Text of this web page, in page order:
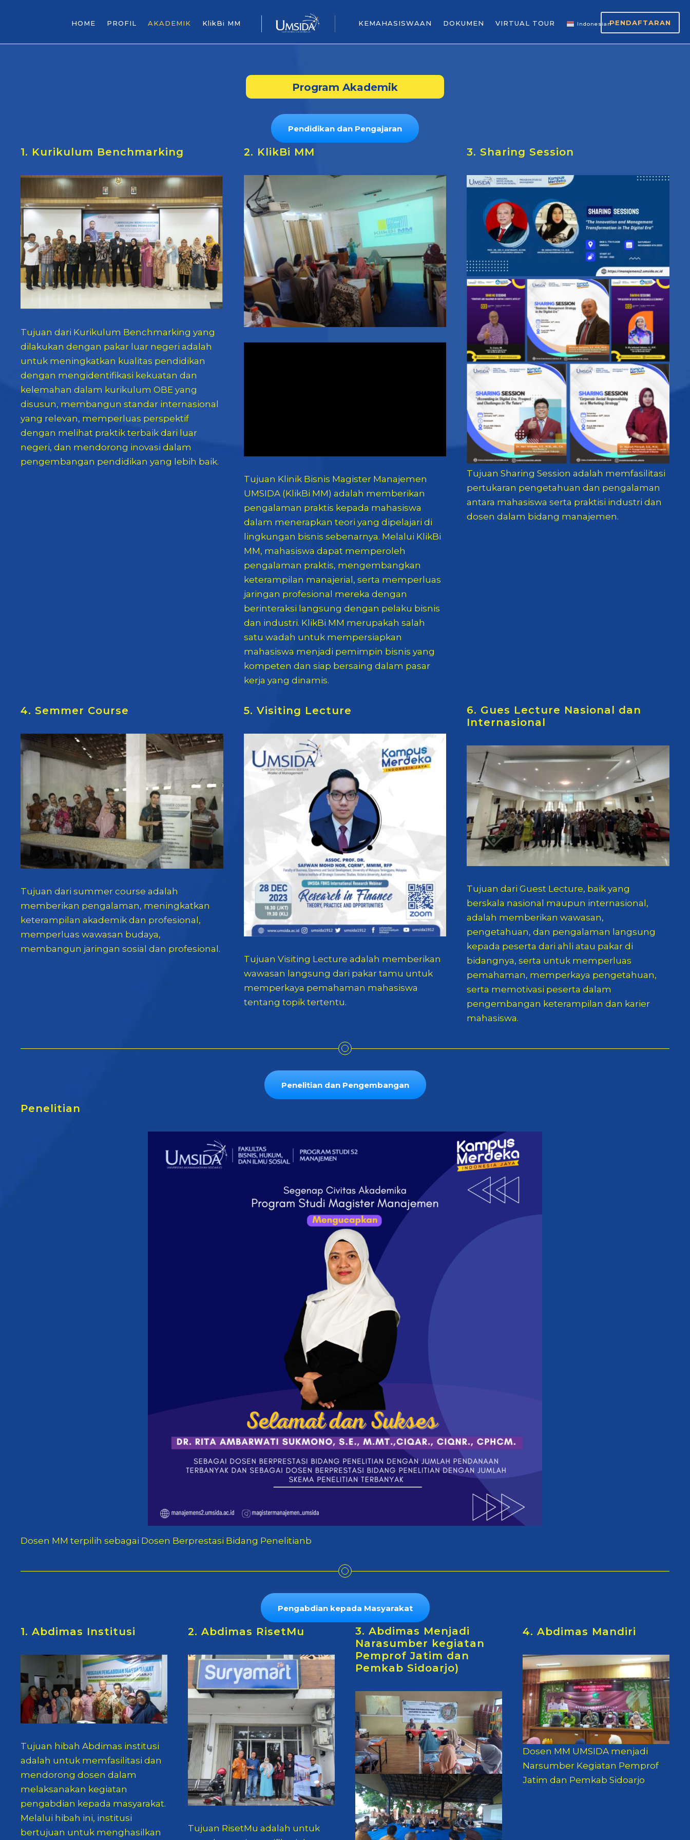
HOME PROFIL AKADEMIK KlikBi MM KEMAHASISWAAN DOKUMEN VIRTUAL TOUR Indonesian ▼
PENDAFTARAN
Program Akademik
Pendidikan dan Pengajaran
1. Kurikulum Benchmarking
Tujuan dari Kurikulum Benchmarking yang
dilakukan dengan pakar luar negeri adalah
untuk meningkatkan kualitas pendidikan
dengan mengidentifikasi kekuatan dan
kelemahan dalam kurikulum OBE yang
disusun, membangun standar internasional
yang relevan, memperluas perspektif
dengan melihat praktik terbaik dari luar
negeri, dan mendorong inovasi dalam
pengembangan pendidikan yang lebih baik.
2. KlikBi MM
Tujuan Klinik Bisnis Magister Manajemen
UMSIDA (KlikBi MM) adalah memberikan
pengalaman praktis kepada mahasiswa
dalam menerapkan teori yang dipelajari di
lingkungan bisnis sebenarnya. Melalui KlikBi
MM, mahasiswa dapat memperoleh
pengalaman praktis, mengembangkan
keterampilan manajerial, serta memperluas
jaringan profesional mereka dengan
berinteraksi langsung dengan pelaku bisnis
dan industri. KlikBi MM merupakah salah
satu wadah untuk mempersiapkan
mahasiswa menjadi pemimpin bisnis yang
kompeten dan siap bersaing dalam pasar
kerja yang dinamis.
3. Sharing Session
Tujuan Sharing Session adalah memfasilitasi
pertukaran pengetahuan dan pengalaman
antara mahasiswa serta praktisi industri dan
dosen dalam bidang manajemen.
4. Semmer Course
Tujuan dari summer course adalah
memberikan pengalaman, meningkatkan
keterampilan akademik dan profesional,
memperluas wawasan budaya,
membangun jaringan sosial dan profesional.
5. Visiting Lecture
Tujuan Visiting Lecture adalah memberikan
wawasan langsung dari pakar tamu untuk
memperkaya pemahaman mahasiswa
tentang topik tertentu.
6. Gues Lecture Nasional dan
Internasional
Tujuan dari Guest Lecture, baik yang
berskala nasional maupun internasional,
adalah memberikan wawasan,
pengetahuan, dan pengalaman langsung
kepada peserta dari ahli atau pakar di
bidangnya, serta untuk memperluas
pemahaman, memperkaya pengetahuan,
serta memotivasi peserta dalam
pengembangan keterampilan dan karier
mahasiswa.
Penelitian dan Pengembangan
Penelitian
Dosen MM terpilih sebagai Dosen Berprestasi Bidang Penelitianb
Pengabdian kepada Masyarakat
1. Abdimas Institusi
Tujuan hibah Abdimas institusi
adalah untuk memfasilitasi dan
mendorong dosen dalam
melaksanakan kegiatan
pengabdian kepada masyarakat.
Melalui hibah ini, institusi
bertujuan untuk menghasilkan
2. Abdimas RisetMu
Tujuan RisetMu adalah untuk
3. Abdimas Menjadi
Narasumber kegiatan
Pemprof Jatim dan
Pemkab Sidoarjo)
4. Abdimas Mandiri
Dosen MM UMSIDA menjadi
Narsumber Kegiatan Pemprof
Jatim dan Pemkab Sidoarjo